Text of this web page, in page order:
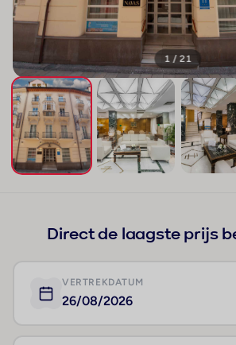
1 / 21
Direct de laagste prijs
VERTREKDATUM
26/08/2026